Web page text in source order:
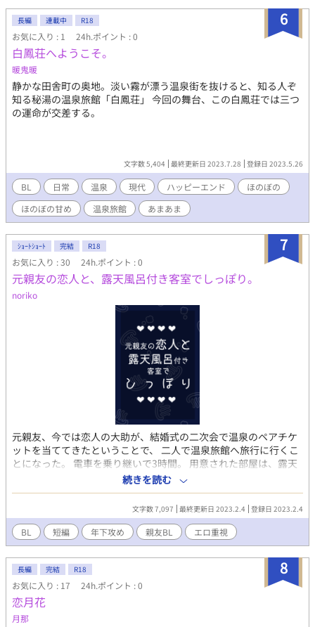
め合ったその瞬間――言葉にしなくても通じる想いが二人の間に
流れ、彼らの関係は新たな段階に踏み出そうとしている。この旅
が、隼人と翔をどこへ導くのか。心の傷が癒されるとともに、二
人の絆が深まるストーリーが今、静かに幕を開ける。 ※「三条美
玲の炎上」のスピンオフ小説となります。
https://www.alphapolis.co.jp/novel/560205036/618916300 ↑
三条美玲の炎上
6
長編 連載中 R18
お気に入り : 1 24h.ポイント : 0
白鳳荘へようこそ。
暖鬼暖
静かな田舎町の奥地。淡い霧が漂う温泉街を抜けると、知る人ぞ
知る秘湯の温泉旅館「白鳳荘」 今回の舞台、この白鳳荘では三つ
の運命が交差する。
文字数 5,404 最終更新日 2023.7.28 登録日 2023.5.26
BL 日常 温泉 現代 ハッピーエンド
ほのぼの
ほのぼの甘め
温泉旅館 あまあま
7
ｼｮｰﾄｼｮｰﾄ 完結 R18
お気に入り : 30 24h.ポイント : 0
元親友の恋人と、露天風呂付き客室でしっぽり。
noriko
元親友、今では恋人の大助が、結婚式の二次会で温泉のペアチケ
ットを当ててきたということで、 二人で温泉旅館へ旅行に行くこ
とになった。 電車を乗り継いで3時間。 用意された部屋は、露天
風呂付き客室で。 旅行、観光、それもいいけど、彼らの頭の中は
もちろん……。 ※「親友と訪れた旅行先のホテルがダブルベッド
の部屋でした」「勢いで寝てしまった親友との関係にけじめをつ
けます」「経験豊富な元親友の恋人はぜんぶ染めてほしい」の続
きですが、単体でもお楽しみいただけます。
続きを読む
文字数 7,097 最終更新日 2023.2.4 登録日 2023.2.4
BL 短編 年下攻め 親友BL エロ重視
8
長編 完結 R18
お気に入り : 17 24h.ポイント : 0
恋月花
月那